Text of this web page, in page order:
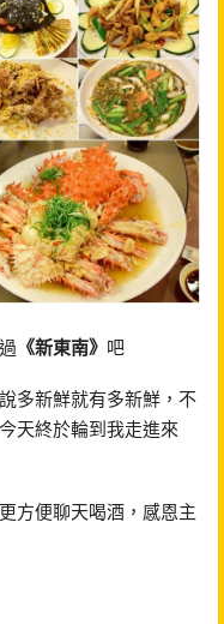
《新東南》 吧
多新鮮就有多新鮮，不
天終於輪到我走進來
方便聊天喝酒，感恩主